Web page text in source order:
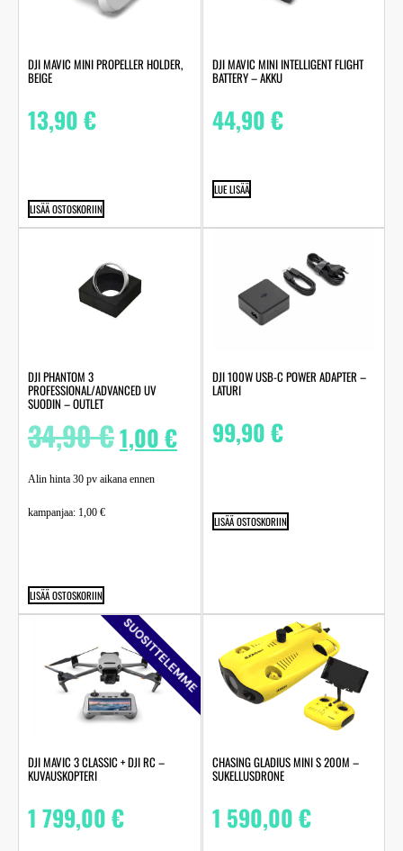
DJI MAVIC MINI PROPELLER HOLDER,
BEIGE
13,90€
LISÄÄ OSTOSKORIIN
DJI MAVIC MINI INTELLIGENT FLIGHT
BATTERY – AKKU
44,90€
LUE LISÄÄ
DJI PHANTOM 3
PROFESSIONAL/ADVANCED UV
SUODIN – OUTLET
34,90€1,00€
Alin hinta 30 pv aikana ennen
kampanjaa: 1,00 €
LISÄÄ OSTOSKORIIN
DJI 100W USB-C POWER ADAPTER –
LATURI
99,90€
LISÄÄ OSTOSKORIIN
SUOSITTELEMME
DJI MAVIC 3 CLASSIC + DJI RC –
KUVAUSKOPTERI
1 799,00€
CHASING GLADIUS MINI S 200M –
SUKELLUSDRONE
1 590,00€